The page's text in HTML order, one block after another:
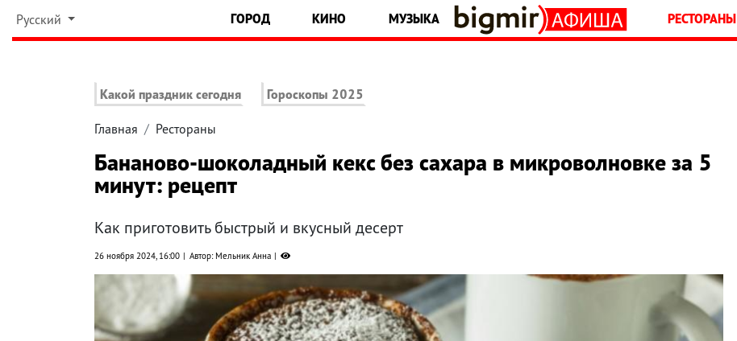
Русский ГОРОД КИНО МУЗЫКА РЕСТОРАНЫ
Какой праздник сегодня Гороскопы 2025
Главная Рестораны
Бананово-шоколадный кекс без сахара в микроволновке за 5
минут: рецепт
Как приготовить быстрый и вкусный десерт
26 ноября 2024, 16:00 Автор: Мельник Анна